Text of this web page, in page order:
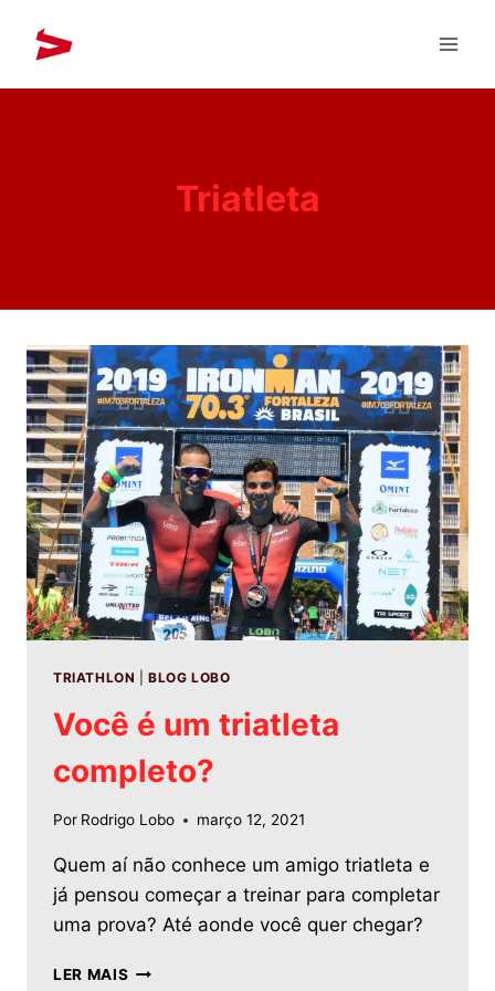
Triatleta
TRIATHLON |BLOG LOBO
Você é um triatleta
completo?
Por Rodrigo Lobo março 12, 2021
Quem aí não conhece um amigo triatleta e
já pensou começar a treinar para completar
uma prova? Até aonde você quer chegar?
LER MAIS